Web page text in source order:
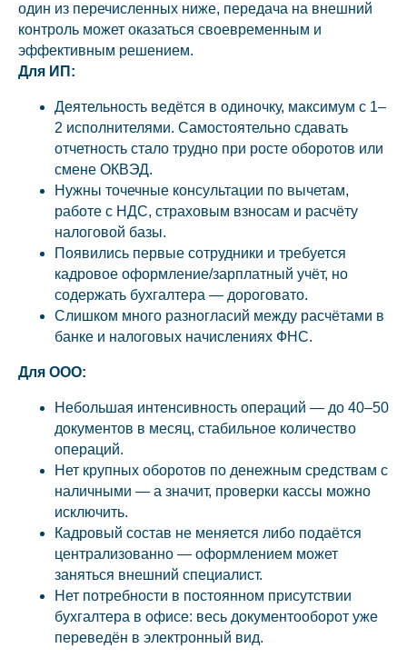
один из перечисленных ниже, передача на внешний
контроль может оказаться своевременным и
эффективным решением.
Для ИП:
Деятельность ведётся в одиночку, максимум с 1–
2 исполнителями. Самостоятельно сдавать
отчетность стало трудно при росте оборотов или
смене ОКВЭД.
Нужны точечные консультации по вычетам,
работе с НДС, страховым взносам и расчёту
налоговой базы.
Появились первые сотрудники и требуется
кадровое оформление/зарплатный учёт, но
содержать бухгалтера — дороговато.
Слишком много разногласий между расчётами в
банке и налоговых начислениях ФНС.
Для ООО:
Небольшая интенсивность операций — до 40–50
документов в месяц, стабильное количество
операций.
Нет крупных оборотов по денежным средствам с
наличными — а значит, проверки кассы можно
исключить.
Кадровый состав не меняется либо подаётся
централизованно — оформлением может
заняться внешний специалист.
Нет потребности в постоянном присутствии
бухгалтера в офисе: весь документооборот уже
переведён в электронный вид.